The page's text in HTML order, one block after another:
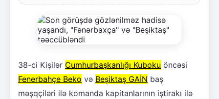
38-ci Kişilər Cumhurbaşkanlığı Kuboku öncəsi
Fenerbahçe Beko və Beşiktaş GAİN baş
məşqçiləri ilə komanda kapitanlarının iştirakı ilə